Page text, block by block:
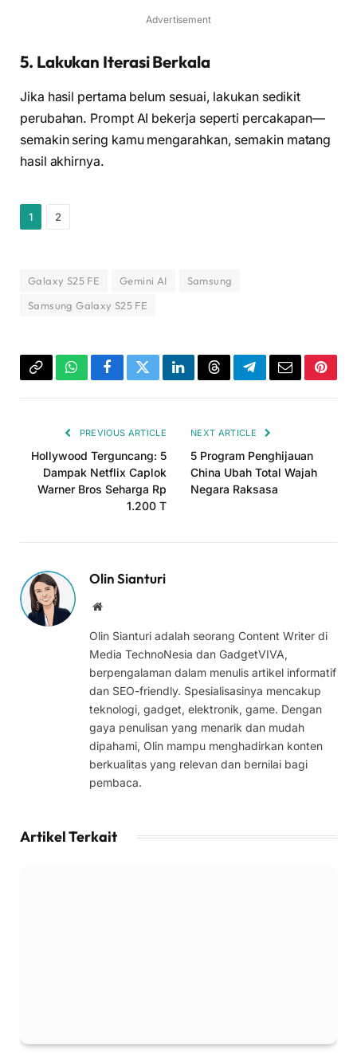
Advertisement
5. Lakukan Iterasi Berkala
Jika hasil pertama belum sesuai, lakukan sedikit
perubahan. Prompt AI bekerja seperti percakapan—
semakin sering kamu mengarahkan, semakin matang
hasil akhirnya.
1 2
Galaxy S25 FE Gemini AI
Samsung
Samsung Galaxy S25 FE
Copy WhatsAppFacebookTwitterLinkedInThreadsTelegramEmail
PREVIOUS ARTICLE
Hollywood Terguncang: 5
Dampak Netflix Caplok
Warner Bros Seharga Rp
1.200 T
NEXT ARTICLE
5 Program Penghijauan
China Ubah Total Wajah
Negara Raksasa
Olin Sianturi
Website
Olin Sianturi adalah seorang Content Writer di
Media TechnoNesia dan GadgetVIVA,
berpengalaman dalam menulis artikel informatif
dan SEO-friendly. Spesialisasinya mencakup
teknologi, gadget, elektronik, game. Dengan
gaya penulisan yang menarik dan mudah
dipahami, Olin mampu menghadirkan konten
berkualitas yang relevan dan bernilai bagi
pembaca.
Artikel Terkait